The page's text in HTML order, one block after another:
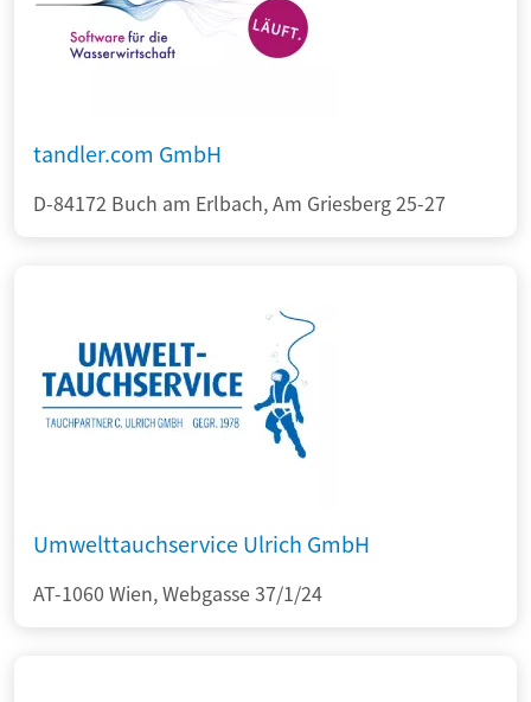
tandler.com GmbH
D-84172 Buch am Erlbach, Am Griesberg 25-27
Umwelttauchservice Ulrich GmbH
AT-1060 Wien, Webgasse 37/1/24